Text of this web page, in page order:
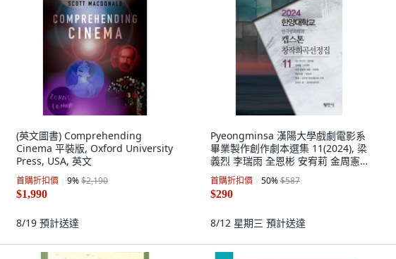
(英文圖書) Comprehending
Cinema 平裝版, Oxford University
Press, USA, 英文
首購折扣價 9%$2,190
$1,990
8/19 預計送達
Pyeongminsa 漢陽大學戲劇電影系
畢業製作創作劇本選集 11(2024), 梁
義烈 李瑞雨 全恩彬 安宥莉 金周憲
金美華 梁以坤
首購折扣價 50%$587
$290
8/12 星期三 預計送達